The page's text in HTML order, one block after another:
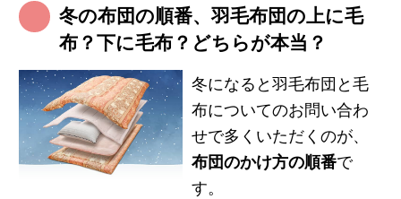
冬の布団の順番、羽毛布団の上に毛
布？下に毛布？どちらが本当？
冬になると羽毛布団と毛
布についてのお問い合わ
せで多くいただくのが、
布団のかけ方の順番で
す。